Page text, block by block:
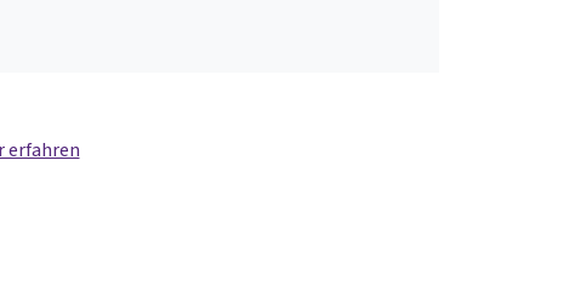
erfahren